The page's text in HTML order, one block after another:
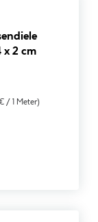
x 2 cm
/ 1 Meter)